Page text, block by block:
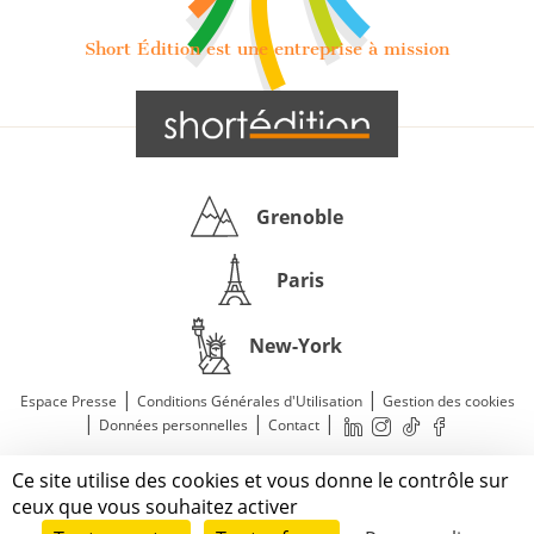
Ce site utilise des cookies et vous donne le contrôle sur
ceux que vous souhaitez activer
Short Édition est une entreprise à mission
Grenoble
Paris
New-York
Espace Presse | Conditions Générales d'Utilisation| Gestion des cookies
| Données personnelles | Contact|
Mentions légales